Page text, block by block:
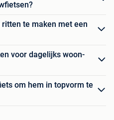
te maken met een
voor dagelijks woon-
om hem in topvorm te